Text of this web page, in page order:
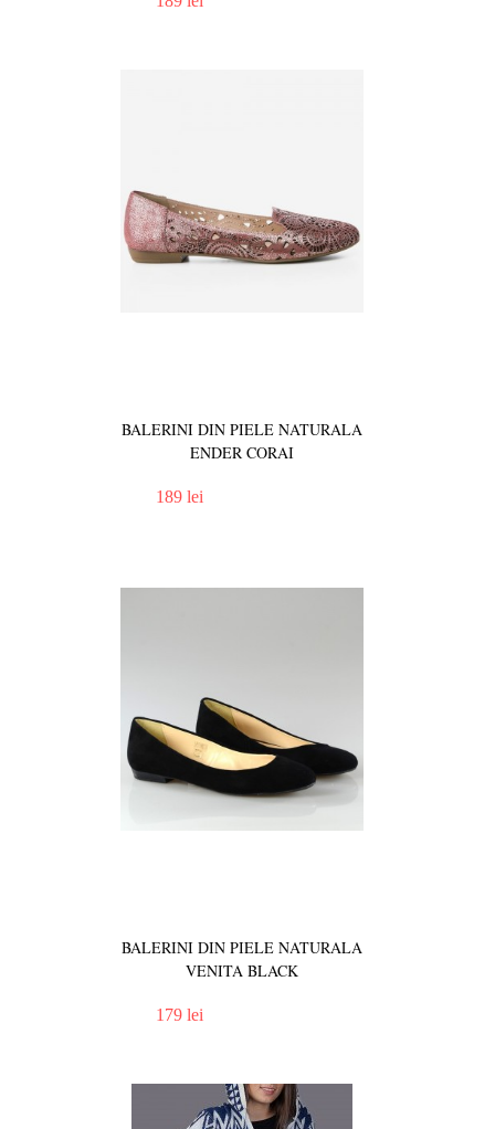
BALERINI DIN PIELE NATURALA
ENDER CORAI
189 lei
BALERINI DIN PIELE NATURALA
VENITA BLACK
179 lei